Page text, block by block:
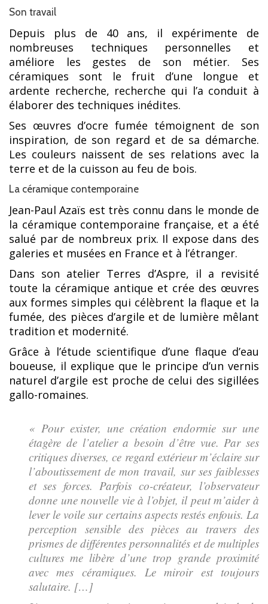
Son travail
Depuis plus de 40 ans, il expérimente de
nombreuses techniques personnelles et
améliore les gestes de son métier. Ses
céramiques sont le fruit d’une longue et
ardente recherche, recherche qui l’a conduit à
élaborer des techniques inédites.
Ses œuvres d’ocre fumée témoignent de son
inspiration, de son regard et de sa démarche.
Les couleurs naissent de ses relations avec la
terre et de la cuisson au feu de bois.
La céramique contemporaine
Jean-Paul Azaïs est très connu dans le monde de
la céramique contemporaine française, et a été
salué par de nombreux prix. Il expose dans des
galeries et musées en France et à l’étranger.
Dans son atelier Terres d’Aspre, il a revisité
toute la céramique antique et crée des œuvres
aux formes simples qui célèbrent la flaque et la
fumée, des pièces d’argile et de lumière mêlant
tradition et modernité.
Grâce à l’étude scientifique d’une flaque d’eau
boueuse, il explique que le principe d’un vernis
naturel d’argile est proche de celui des sigillées
gallo-romaines.
« Pour exister, une création endormie sur une
étagère de l’atelier a besoin d’être vue. Par ses
critiques diverses, ce regard extérieur m’éclaire sur
l’aboutissement de mon travail, sur ses faiblesses
et ses forces. Parfois co-créateur, l’observateur
donne une nouvelle vie à l’objet, il peut m’aider à
lever le voile sur certains aspects restés enfouis. La
perception sensible des pièces au travers des
prismes de différentes personnalités et de multiples
cultures me libère d’une trop grande proximité
avec mes céramiques. Le miroir est toujours
salutaire. […]